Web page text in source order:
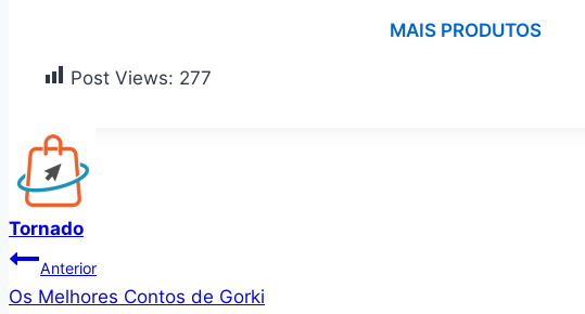
MAIS PRODUTOS
Post Views: 277
Tornado
Navegação
Anterior
Os Melhores Contos de Gorki